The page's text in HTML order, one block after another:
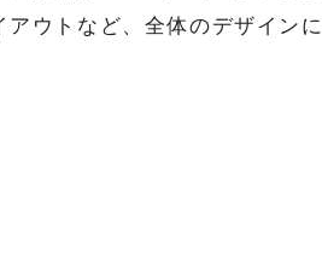
ウトなど、全体のデザイン